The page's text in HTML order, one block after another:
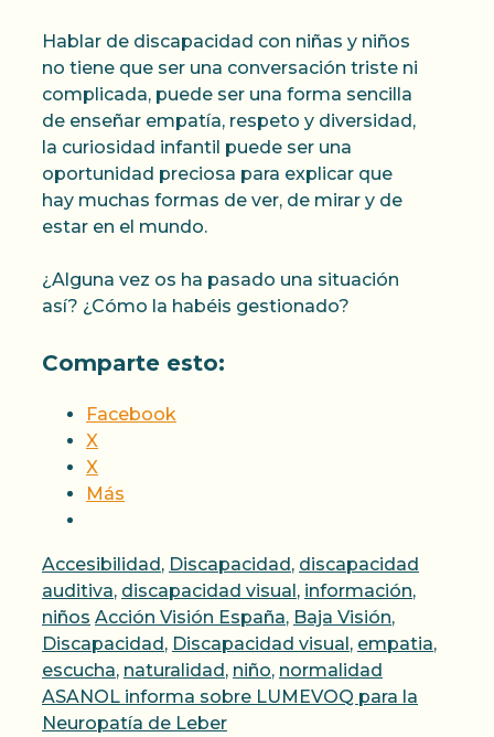
Hablar de discapacidad con niñas y niños
no tiene que ser una conversación triste ni
complicada, puede ser una forma sencilla
de enseñar empatía, respeto y diversidad,
la curiosidad infantil puede ser una
oportunidad preciosa para explicar que
hay muchas formas de ver, de mirar y de
estar en el mundo.
¿Alguna vez os ha pasado una situación
así? ¿Cómo la habéis gestionado?
Comparte esto:
Facebook
X
X
Más
Categorías
Accesibilidad, Discapacidad, discapacidad
auditiva, discapacidad visual, información,
niños Etiquetas
Acción Visión España, Baja Visión,
Discapacidad, Discapacidad visual, empatia,
escucha, naturalidad, niño, normalidad
ASANOL informa sobre LUMEVOQ para la
Neuropatía de Leber